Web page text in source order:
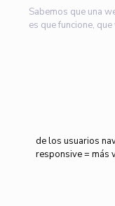
Sabemos que una
es que funcione,
de los usuarios
responsive = más